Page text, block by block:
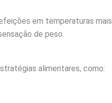
em temperaturas mais
de peso.
alimentares, como: